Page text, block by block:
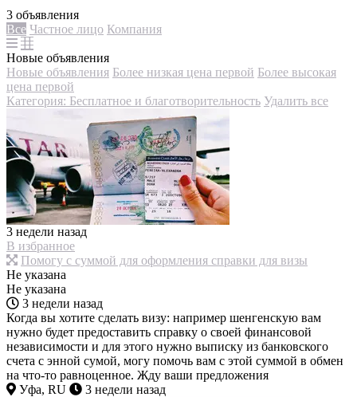
3 объявления
Все Частное лицо Компания
Новые объявления
Новые объявления Более низкая цена первой Более высокая
цена первой
Категория: Бесплатное и благотворительность Удалить все
3 недели назад
В избранное
Помогу с суммой для оформления справки для визы
Не указана
Не указана
3 недели назад
Когда вы хотите сделать визу: например шенгенскую вам
нужно будет предоставить справку о своей финансовой
независимости и для этого нужно выписку из банковского
счета с энной сумой, могу помочь вам с этой суммой в обмен
на что-то равноценное. Жду ваши предложения
Уфа, RU
3 недели назад